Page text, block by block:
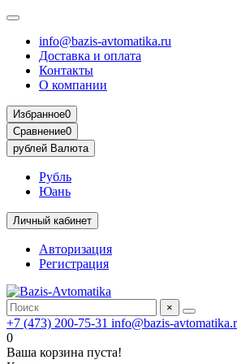
info@bazis-avtomatika.ru
Доставка и оплата
Контакты
О компании
Избранное0
Сравнение0
рублей Валюта
Рубль
Юань
Личный кабинет
Авторизация
Регистрация
×
+7 (473) 200-75-31 info@bazis-
0
Ваша корзина пуста!